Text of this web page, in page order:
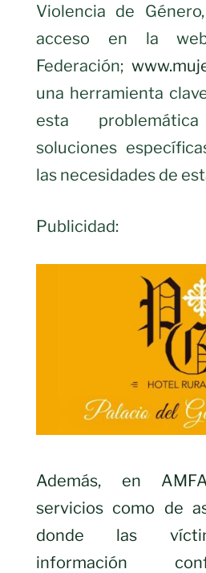
Violencia de
acceso en la
Federación;
una herramienta
esta
soluciones
las necesidades de
Publicidad:
Además, en
servicios como de
donde las
información